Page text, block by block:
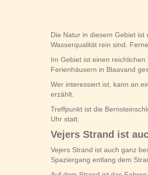
Die Natur in diesem Gebiet
Wasserqualität rein sind.
Im Gebiet ist einen
Ferienhäusern in Blaavand
Wer interessiert ist, kann an
erzählt.
Treffpunkt ist die
Uhr statt.
Vejers Strand ist
Vejers Strand ist auch ganz
Spaziergang entlang dem